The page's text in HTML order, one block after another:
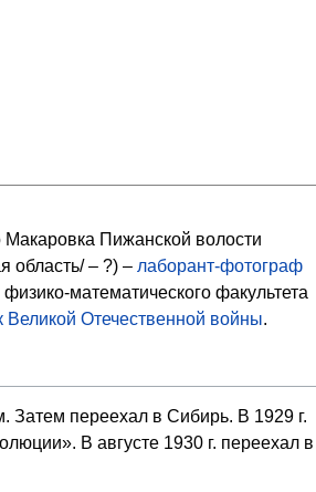
Макаровка Пижанской волости
область/ – ?) – лаборант-фотограф
математического факультета
Великой Отечественной войны.
Затем переехал в Сибирь. В 1929 г.
В августе 1930 г. переехал в